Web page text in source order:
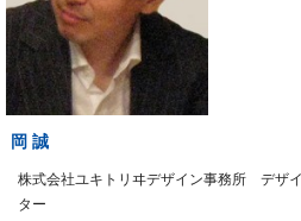
岡 誠
株式会社ユキトリヰデザイン事務所 デザ
ター